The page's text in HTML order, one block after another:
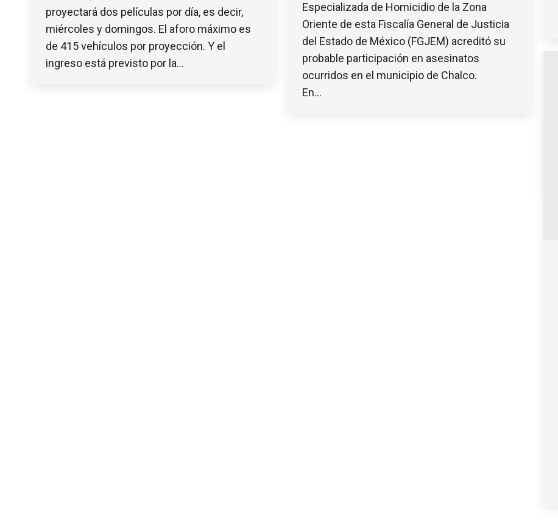
Especializada de Homicidio de la Zona
Oriente de esta Fiscalía General de Justicia
del Estado de México (FGJEM) acreditó su
probable participación en asesinatos
ocurridos en el municipio de Chalco.
En…
proyectará dos películas por día, es decir,
miércoles y domingos. El aforo máximo es
de 415 vehículos por proyección. Y el
ingreso está previsto por la…